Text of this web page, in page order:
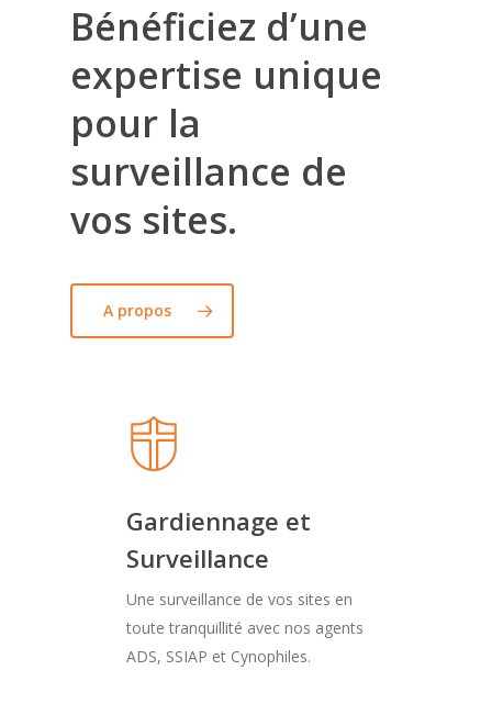
Bénéficiez d’une
expertise unique
pour la
surveillance de
vos sites.
A propos
Gardiennage et
Surveillance
Une surveillance de vos sites en
toute tranquillité avec nos agents
ADS, SSIAP et Cynophiles.